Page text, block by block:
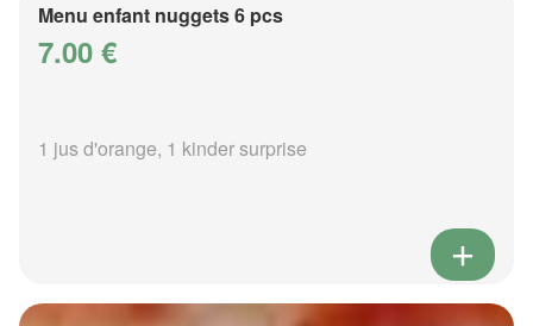
Menu enfant nuggets 6 pcs
7.00 €
1 jus d'orange, 1 kinder surprise